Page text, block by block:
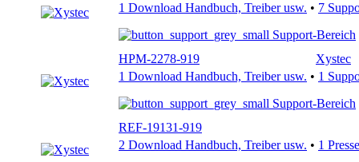
1 Download Handbuch, Treiber usw. • 7
Support-Bereich
HPM-2278-919
Xystec
1 Download Handbuch, Treiber usw. • 1
Support-Bereich
REF-19131-919
2 Download Handbuch, Treiber usw. • 1